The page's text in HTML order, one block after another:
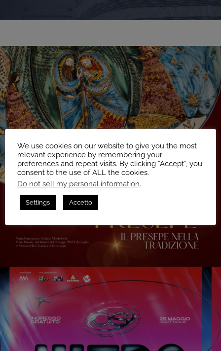
We use cookies on our website to give you the most
relevant experience by remembering your
preferences and repeat visits. By clicking “Accept”, you
consent to the use of ALL the cookies.
Do not sell my personal information.
Settings Accetto